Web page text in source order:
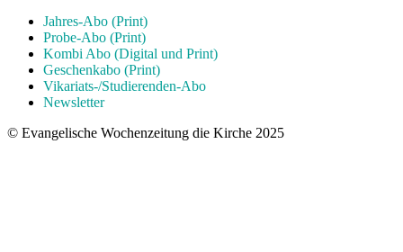
Jahres-Abo (Print)
Probe-Abo (Print)
Kombi Abo (Digital und Print)
Geschenkabo (Print)
Vikariats-/Studierenden-Abo
Newsletter
© Evangelische Wochenzeitung die Kirche 2025